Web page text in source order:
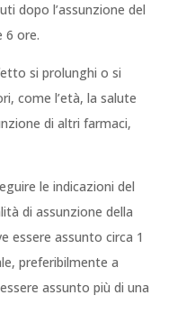
dopo l’assunzione del
6 ore.
si prolunghi o si
come l’età, la salute
di altri farmaci,
le indicazioni del
di assunzione della
essere assunto circa 1
preferibilmente a
assunto più di una